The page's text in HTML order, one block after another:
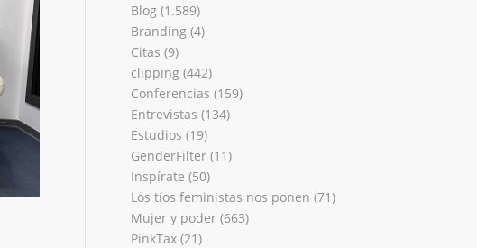
Blog(1.589)
Branding(4)
Citas (9)
clipping(442)
Conferencias (159)
Entrevistas (134)
Estudios (19)
GenderFilter(11)
Inspírate (50)
Los tíos feministas nos ponen (71)
Mujer y poder(663)
PinkTax(21)